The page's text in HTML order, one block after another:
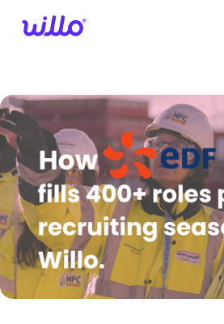
note:
an
accessibility
system.